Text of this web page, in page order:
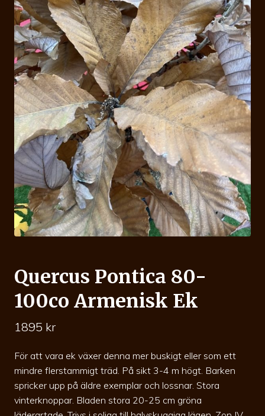
Quercus Pontica 80-
100co Armenisk Ek
1895 kr
För att vara ek växer denna mer buskigt eller som ett
mindre flerstammigt träd. På sikt 3-4 m högt. Barken
spricker upp på äldre exemplar och lossnar. Stora
vinterknoppar. Bladen stora 20-25 cm gröna